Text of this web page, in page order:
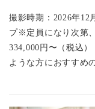
撮影時期：2026年
プ※定員になり次第
334,000円〜（税込
ような方におすすめ